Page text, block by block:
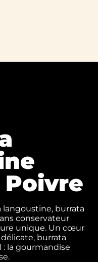
langoustine, burrata
conservateur
unique. Un cœur
burrata
la gourmandise